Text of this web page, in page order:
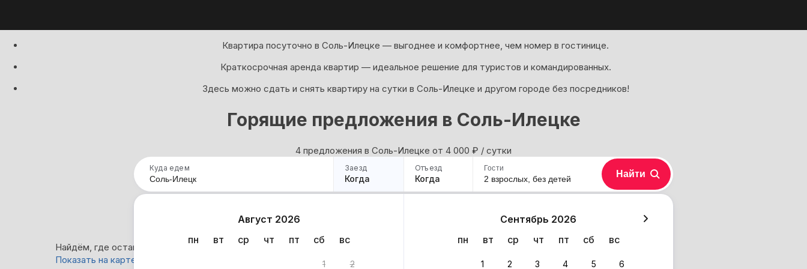
Квартира посуточно в Соль-Илецке — выгоднее и комфортнее, чем номер в гостинице.
Краткосрочная аренда квартир — идеальное решение для туристов и командированных.
Здесь можно сдать и снять квартиру на сутки в Соль-Илецке и другом городе без посредников!
Горящие предложения в Соль-Илецке
4 предложения в Соль-Илецке oт 4 000 ₽ / сутки
Куда едем Заезд
Когда
Отъезд
Когда
Август 2026
пн
вт ср чт пт сб вс
1 2
Сентябрь 2026
пн
вт ср чт пт сб вс
1 2 3 4 5 6
Гости
2 взрослых, без детей Найти
Найдём, где остановиться в Соль-Илецке: 4 варианта
Показать на карте